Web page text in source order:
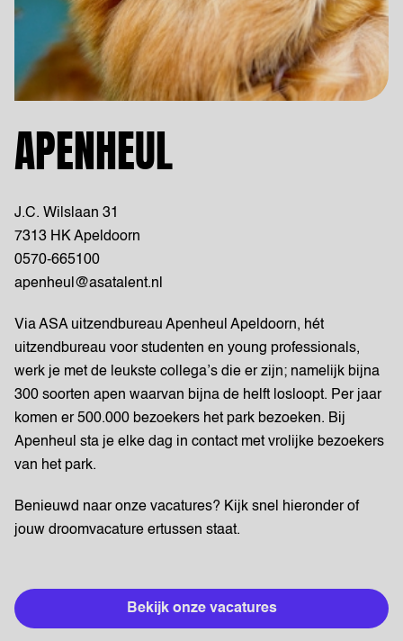
APENHEUL
J.C. Wilslaan 31
7313 HK Apeldoorn
0570-665100
apenheul@asatalent.nl
Via ASA uitzendbureau Apenheul Apeldoorn, hét
uitzendbureau voor studenten en young professionals,
werk je met de leukste collega’s die er zijn; namelijk bijna
300 soorten apen waarvan bijna de helft losloopt. Per jaar
komen er 500.000 bezoekers het park bezoeken. Bij
Apenheul sta je elke dag in contact met vrolijke bezoekers
van het park.
Benieuwd naar onze vacatures? Kijk snel hieronder of
jouw droomvacature ertussen staat.
Bekijk onze vacatures